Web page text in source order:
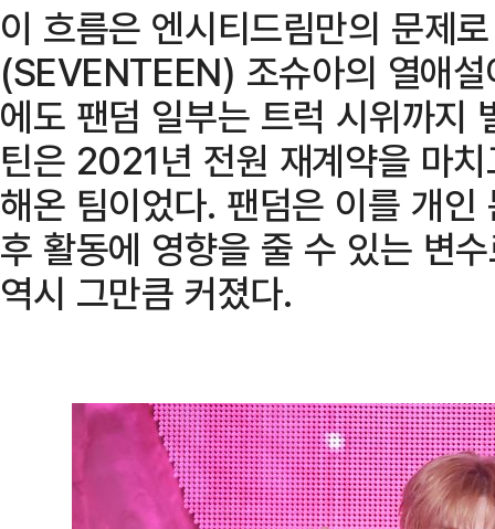
이 흐름은 엔시티드림만의 문제
(SEVENTEEN) 조슈아의 열애
에도 팬덤 일부는 트럭 시위까지
틴은 2021년 전원 재계약을 마치
해온 팀이었다. 팬덤은 이를 개
후 활동에 영향을 줄 수 있는 변
역시 그만큼 커졌다.